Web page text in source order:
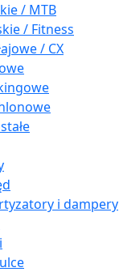
/ MTB
/ Fitness
/ CX
i dampery